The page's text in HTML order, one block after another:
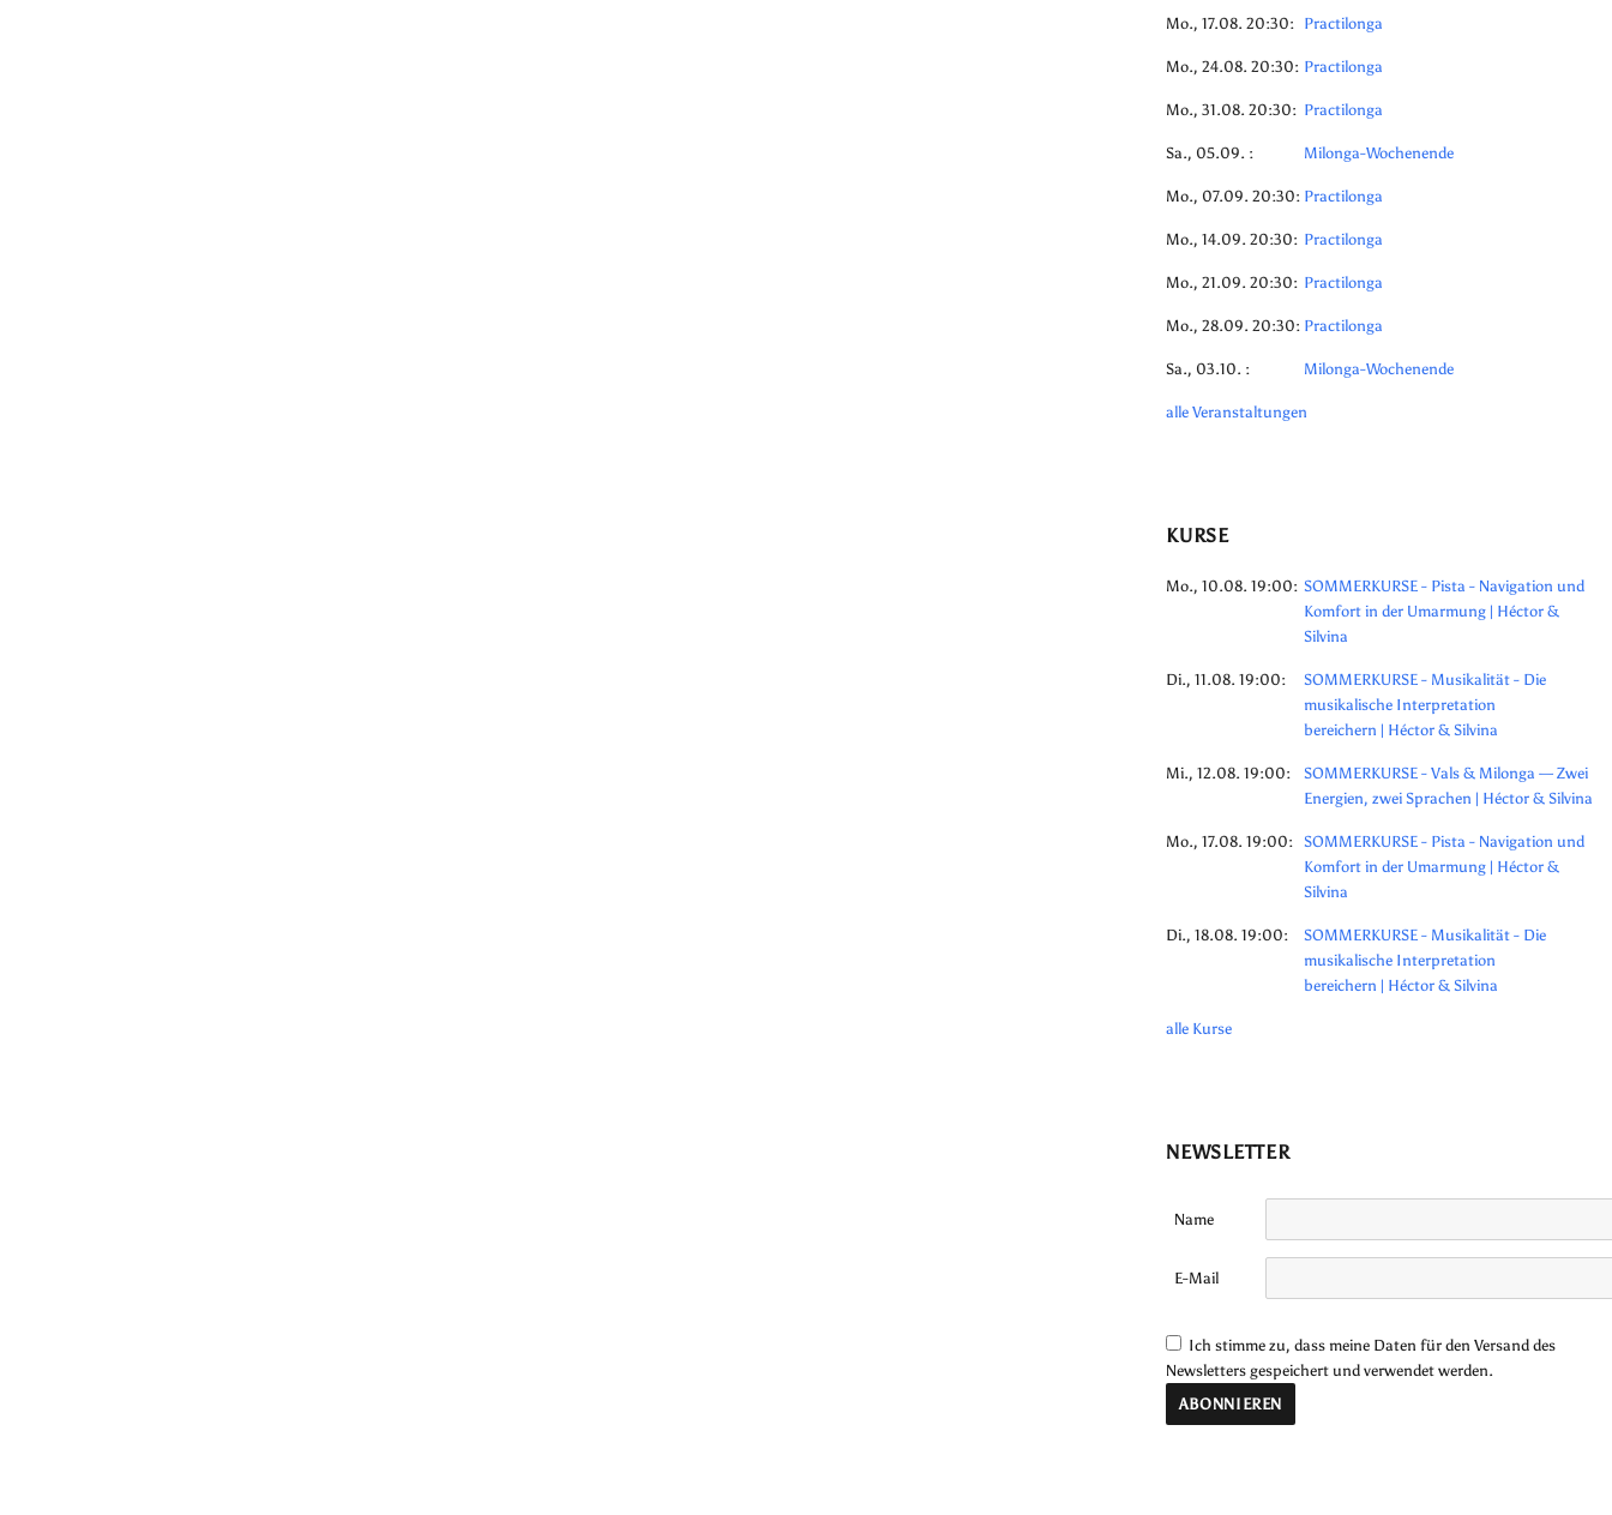
Mo., 17.08. 20:30: Practilonga
Mo., 24.08. 20:30: Practilonga
Mo., 31.08. 20:30: Practilonga
Sa., 05.09. : Milonga-Wochenende
Mo., 07.09. 20:30: Practilonga
Mo., 14.09. 20:30: Practilonga
Mo., 21.09. 20:30: Practilonga
Mo., 28.09. 20:30: Practilonga
Sa., 03.10. : Milonga-Wochenende
alle Veranstaltungen
KURSE
Mo., 10.08. 19:00: SOMMERKURSE - Pista - Navigation und
Komfort in der Umarmung | Héctor &
Silvina
Di., 11.08. 19:00:
SOMMERKURSE - Musikalität - Die
musikalische Interpretation
bereichern | Héctor & Silvina
Mi., 12.08. 19:00:
SOMMERKURSE - Vals & Milonga — Zwei
Energien, zwei Sprachen | Héctor & Silvina
Mo., 17.08. 19:00: SOMMERKURSE - Pista - Navigation und
Komfort in der Umarmung | Héctor &
Silvina
Di., 18.08. 19:00:
SOMMERKURSE - Musikalität - Die
musikalische Interpretation
bereichern | Héctor & Silvina
alle Kurse
NEWSLETTER
Name
E-Mail
Ich stimme zu, dass meine Daten für den Versand des
Newsletters gespeichert und verwendet werden.